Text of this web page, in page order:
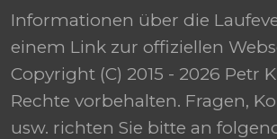
Informationen über die
einem Link zur offiziellen
Copyright (C) 2015 - 2026 Petr
Rechte vorbehalten. Fragen,
usw. richten Sie bitte an